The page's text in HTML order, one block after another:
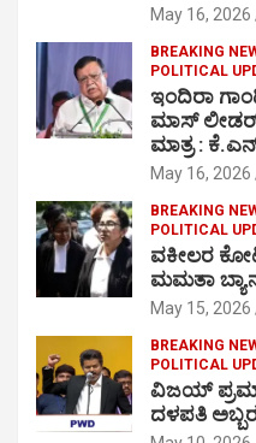
May 16, 2026
BREAKING
POLITICAL
ಇಂದಿರಾ
ಮಾಸ್ ಲೀಡರ್
ಮಾತ್ರ :
May 16, 2026
BREAKING
POLITICAL
ವಕೀಲರ
ಮಮತಾ
May 15, 2026
BREAKING
POLITICAL
ವಿಜಯ್
ದಳಪತಿ